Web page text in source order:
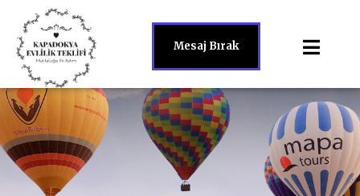
Mesaj Bırak